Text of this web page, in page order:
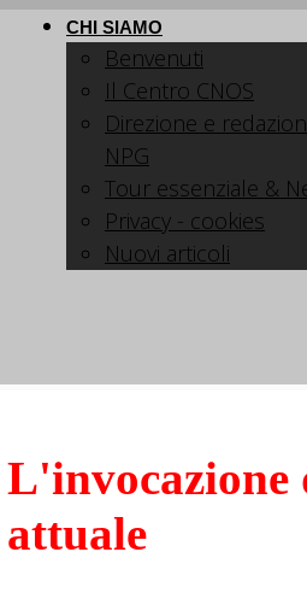
CHI SIAMO
Benvenuti
Il Centro CNOS
Direzione e
NPG
Tour essenziale &
Privacy - cookies
Nuovi articoli
L'invocazione
attuale